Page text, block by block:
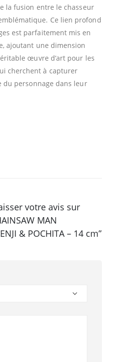
la fusion entre le chasseur
Ce lien profond
est parfaitement mis en
ajoutant une dimension
œuvre d’art pour les
cherchent à capturer
du personnage dans leur
votre avis sur
MAN
& POCHITA – 14 cm”